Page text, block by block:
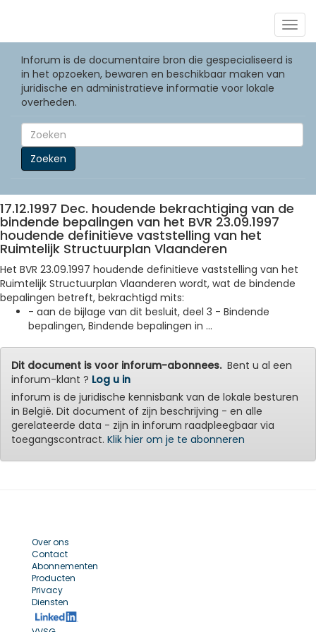
Inforum is de documentaire bron die gespecialiseerd is
in het opzoeken, bewaren en beschikbaar maken van
juridische en administratieve informatie voor lokale
overheden.
Zoeken
17.12.1997 Dec. houdende bekrachtiging van de
bindende bepalingen van het BVR 23.09.1997
houdende definitieve vaststelling van het
Ruimtelijk Structuurplan Vlaanderen
Het BVR 23.09.1997 houdende definitieve vaststelling van het
Ruimtelijk Structuurplan Vlaanderen wordt, wat de bindende
bepalingen betreft, bekrachtigd mits:
- aan de bijlage van dit besluit, deel 3 - Bindende
bepalingen, Bindende bepalingen in ...
Dit document is voor inforum-abonnees.Bent u al een
inforum-klant ? Log u in
inforum is de juridische kennisbank van de lokale besturen
in België. Dit document of zijn beschrijving - en alle
gerelateerde data - zijn in inforum raadpleegbaar via
toegangscontract. Klik hier om je te abonneren
Over ons
Contact
Abonnementen
Producten
Privacy
Diensten